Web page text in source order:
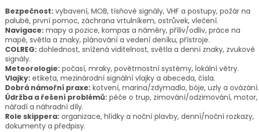
Bezpečnost: vybavení, MOB, tísňové signály, VHF a postupy, požár na
palubě, první pomoc, záchrana vrtulníkem, ostrůvek, vlečení.
Navigace: mapy a pozice, kompas a náměry, příliv/odliv, práce na
mapě, světla a znaky, plánování a vedení deníku, přístroje.
COLREG: dohlednost, snížená viditelnost, světla a denní znaky, zvukové
signály.
Meteorologie: počasí, mraky, povětrnostní systémy, lokální větry.
Vlajky: etiketa, mezinárodní signální vlajky a abeceda, čísla.
Dobrá námořní praxe: kotvení, marina/zdymadlo, bóje, uzly a ovázání.
Údržba a řešení problémů: péče o trup, zimování/odzimování, motor,
nářadí a náhradní díly.
Role skippera: organizace, hlídky a noční plavby, denní/noční rozkazy,
dokumenty a předpisy.